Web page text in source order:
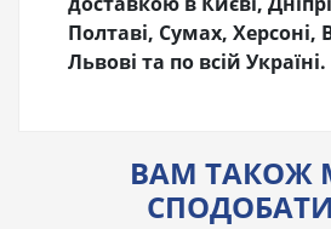
Полтаві, Сумах, Херсоні,
Львові та по всій Україні.
ВАМ ТАКОЖ